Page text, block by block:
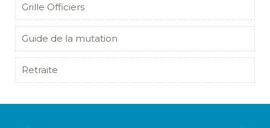
Grille Officiers
Guide de la mutation
Retraite